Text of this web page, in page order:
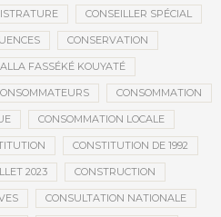
CONSEILLER SPÉCIAL
CONSERVATION
FASSÉKÉ KOUYATÉ
CONSOMMATION
CONSOMMATION LOCALE
CONSTITUTION DE 1992
2023 CONSTRUCTION
CONSULTATION NATIONALE